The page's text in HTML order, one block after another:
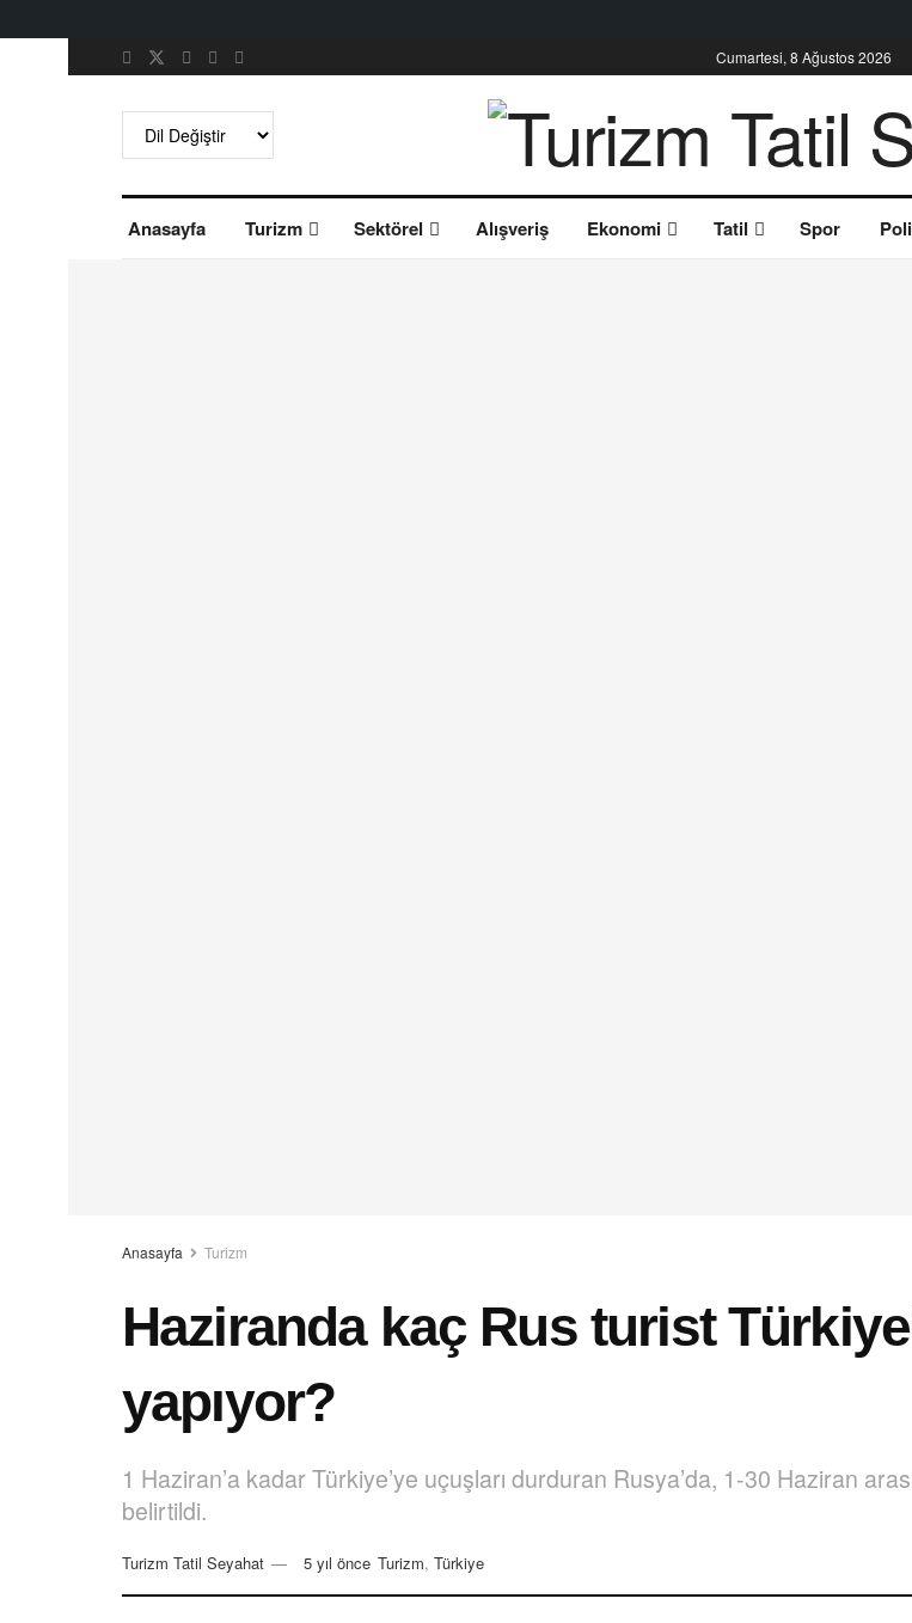
Cumartesi, 8 Ağustos 2026
Anasayfa Turizm Sektörel Alışveriş Ekonomi Tatil Spor
Anasayfa Turizm
Haziranda kaç Rus turist
yapıyor?
1 Haziran’a kadar Türkiye’ye uçuşları durduran Rusya’da, 1-30 Haziran
belirtildi.
Turizm Tatil Seyahat 5 yıl önce Turizm, Türkiye